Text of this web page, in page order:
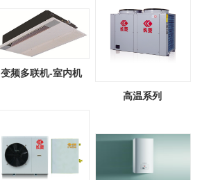
变频多联机-室内机
高温系列